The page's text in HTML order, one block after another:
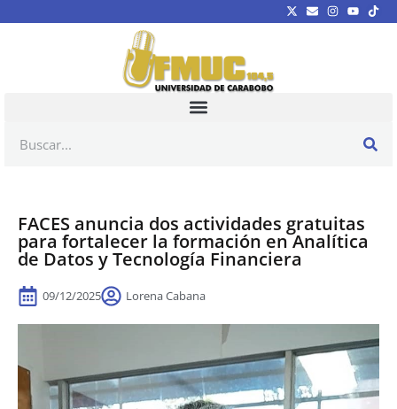
FACES anuncia dos actividades gratuitas
para fortalecer la formación en Analítica
de Datos y Tecnología Financiera
09/12/2025 Lorena Cabana